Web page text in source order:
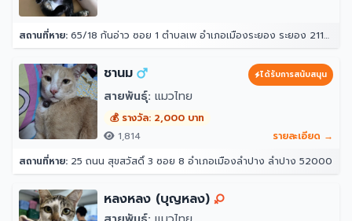
สถานที่หาย: 65/18 ก้นอ่าว ซอย 1 ตำบลเพ อำเภอเมืองระยอง ระยอง 21160
ชานม ได้รับการสนับสนุน
สายพันธุ์: แมวไทย
💰 รางวัล: 2,000 บาท
1,814
รายละเอียด →
สถานที่หาย: 25 ถนน สุขสวัสดิ์ 3 ซอย 8 อำเภอเมืองลำปาง ลำปาง 52000
หลงหลง (บุญหลง)